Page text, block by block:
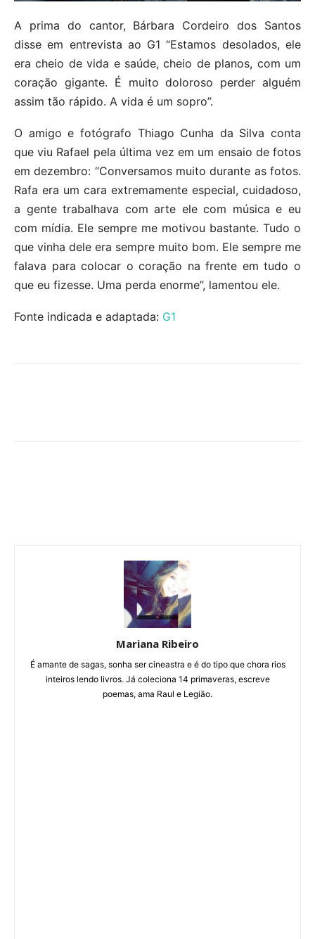
A prima do cantor, Bárbara Cordeiro dos Santos
disse em entrevista ao G1 “Estamos desolados, ele
era cheio de vida e saúde, cheio de planos, com um
coração gigante. É muito doloroso perder alguém
assim tão rápido. A vida é um sopro”.
O amigo e fotógrafo Thiago Cunha da Silva conta
que viu Rafael pela última vez em um ensaio de fotos
em dezembro: “Conversamos muito durante as fotos.
Rafa era um cara extremamente especial, cuidadoso,
a gente trabalhava com arte ele com música e eu
com mídia. Ele sempre me motivou bastante. Tudo o
que vinha dele era sempre muito bom. Ele sempre me
falava para colocar o coração na frente em tudo o
que eu fizesse. Uma perda enorme”, lamentou ele.
Fonte indicada e adaptada: G1
Mariana Ribeiro
É amante de sagas, sonha ser cineastra e é do tipo que chora rios
inteiros lendo livros. Já coleciona 14 primaveras, escreve
poemas, ama Raul e Legião.